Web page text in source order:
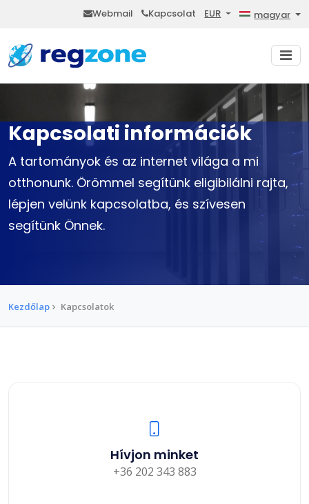
Webmail Kapcsolat EUR magyar
Kapcsolati információk
A tartományok és az internet világa a mi
otthonunk. Örömmel segítünk eligibilálni rajta,
lépjen velünk kapcsolatba, és szívesen
segítünk Önnek.
Kezdőlap Kapcsolatok
Hívjon minket
+36 202 343 883